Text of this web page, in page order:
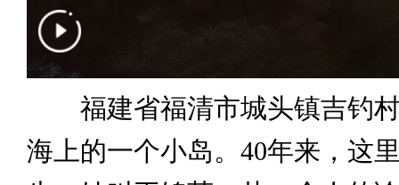
福建省福清市城头镇吉钓村
海上的一个小岛。40年来，这